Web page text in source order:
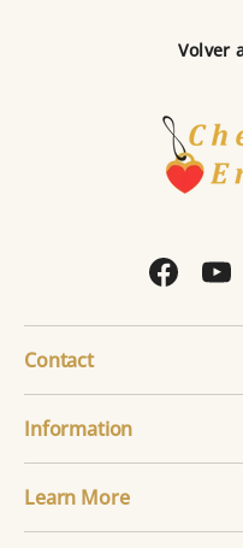
Volver
Facebook
Contact
Information
Learn More